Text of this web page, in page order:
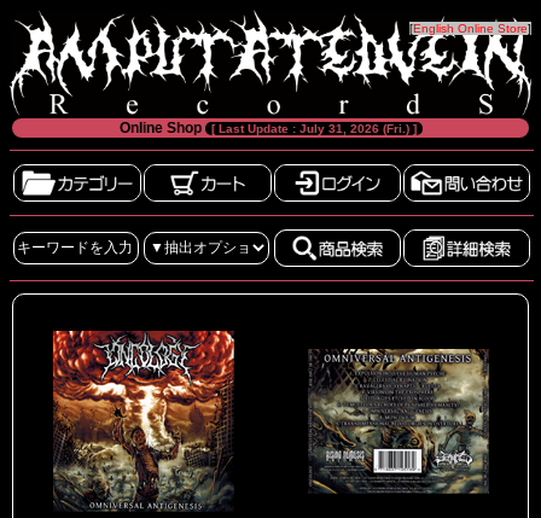
[English Online Store]
Online Shop [ Last Update : July 31, 2026 (Fri.) ]